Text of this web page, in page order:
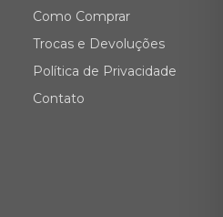
Como Comprar
Trocas e Devoluções
Política de Privacidade
Contato